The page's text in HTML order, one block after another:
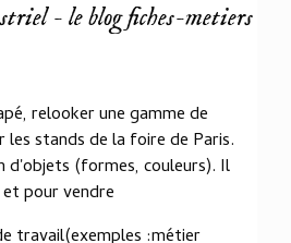
- le blog fiches-metiers
relooker une gamme de
les stands de la foire de Paris.
d'objets (formes, couleurs). Il
pour vendre